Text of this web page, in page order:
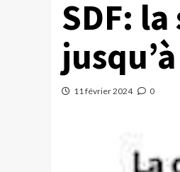
SDF:
11 février 2024 0